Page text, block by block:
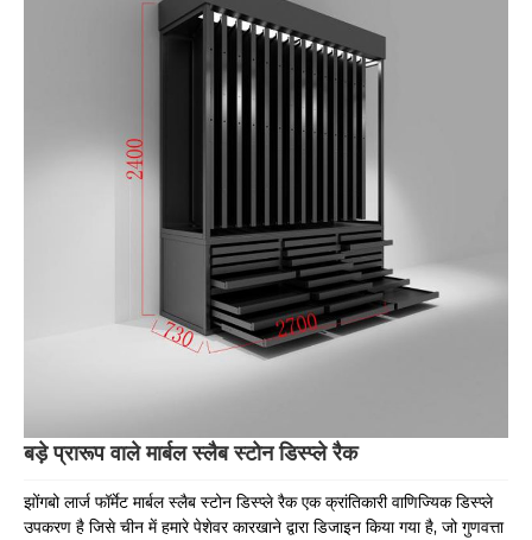
बड़े प्रारूप वाले मार्बल स्लैब स्टोन डिस्प्ले रैक
झोंगबो लार्ज फॉर्मेट मार्बल स्लैब स्टोन डिस्प्ले रैक एक क्रांतिकारी वाणिज्यिक डिस्प्ले
उपकरण है जिसे चीन में हमारे पेशेवर कारखाने द्वारा डिजाइन किया गया है, जो गुणवत्ता